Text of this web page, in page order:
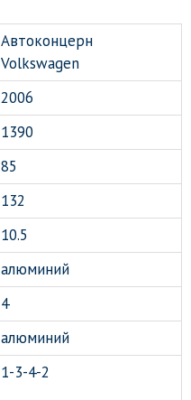
Автоконцерн
Volkswagen
2006
1390
85
132
10.5
алюминий
4
алюминий
1-3-4-2